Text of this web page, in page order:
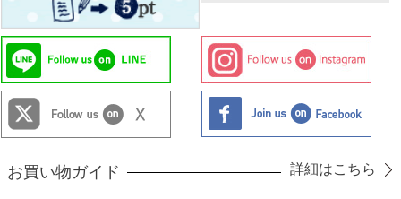
お買い物ガイド 詳細はこちら